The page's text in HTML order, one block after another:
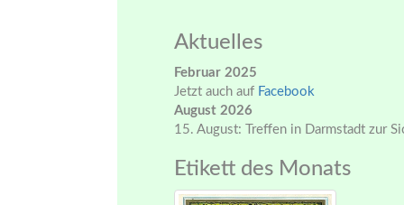
Aktuelles
Februar 2025
Jetzt auch auf Facebook
August 2026
15. August: Treffen in Darmstadt zur
Etikett des Monats